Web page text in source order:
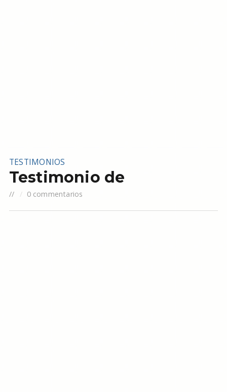
TESTIMONIOS
Testimonio de
// 0 commentarios